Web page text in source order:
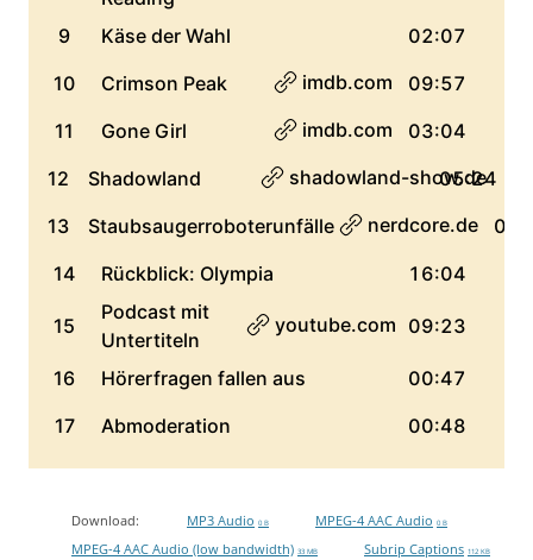
Download: MP3 Audio 0 B MPEG-4 AAC Audio 0 B
MPEG-4 AAC Audio (low bandwidth) 33 MB Subrip Captions 112 KB